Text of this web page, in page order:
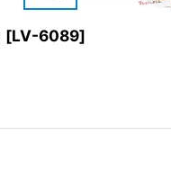
[LV-6089]